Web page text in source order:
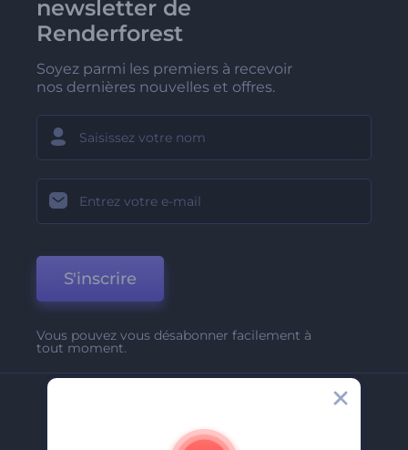
newsletter de
Renderforest
Soyez parmi les premiers à recevoir
nos dernières nouvelles et offres.
S'inscrire
Vous pouvez vous désabonner facilement à
tout moment.
A Propos De Nous